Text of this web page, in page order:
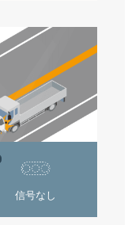
信号なし